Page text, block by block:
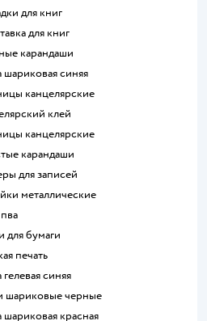
для книг
для книг
карандаши
шариковая синяя
канцелярские
клей
канцелярские
карандаши
для записей
металлические
пва
для бумаги
печать
гелевая синяя
шариковые черные
шариковая красная